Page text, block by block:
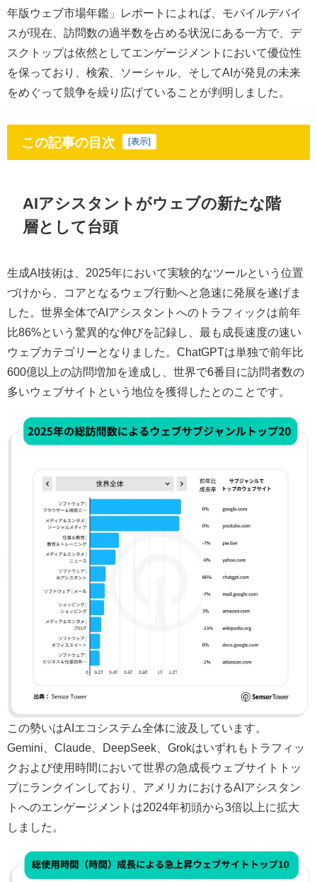
年版ウェブ市場年鑑」レポートによれば、モバイルデバイ
スが現在、訪問数の過半数を占める状況にある一方で、デ
スクトップは依然としてエンゲージメントにおいて優位性
を保っており、検索、ソーシャル、そしてAIが発見の未来
をめぐって競争を繰り広げていることが判明しました。
この記事の目次 表示
AIアシスタントがウェブの新たな階
層として台頭
生成AI技術は、2025年において実験的なツールという位置
づけから、コアとなるウェブ行動へと急速に発展を遂げま
した。世界全体でAIアシスタントへのトラフィックは前年
比86%という驚異的な伸びを記録し、最も成長速度の速い
ウェブカテゴリーとなりました。ChatGPTは単独で前年比
600億以上の訪問増加を達成し、世界で6番目に訪問者数の
多いウェブサイトという地位を獲得したとのことです。
この勢いはAIエコシステム全体に波及しています。
Gemini、Claude、DeepSeek、Grokはいずれもトラフィッ
クおよび使用時間において世界の急成長ウェブサイトトッ
プにランクインしており、アメリカにおけるAIアシスタン
トへのエンゲージメントは2024年初頭から3倍以上に拡大
しました。